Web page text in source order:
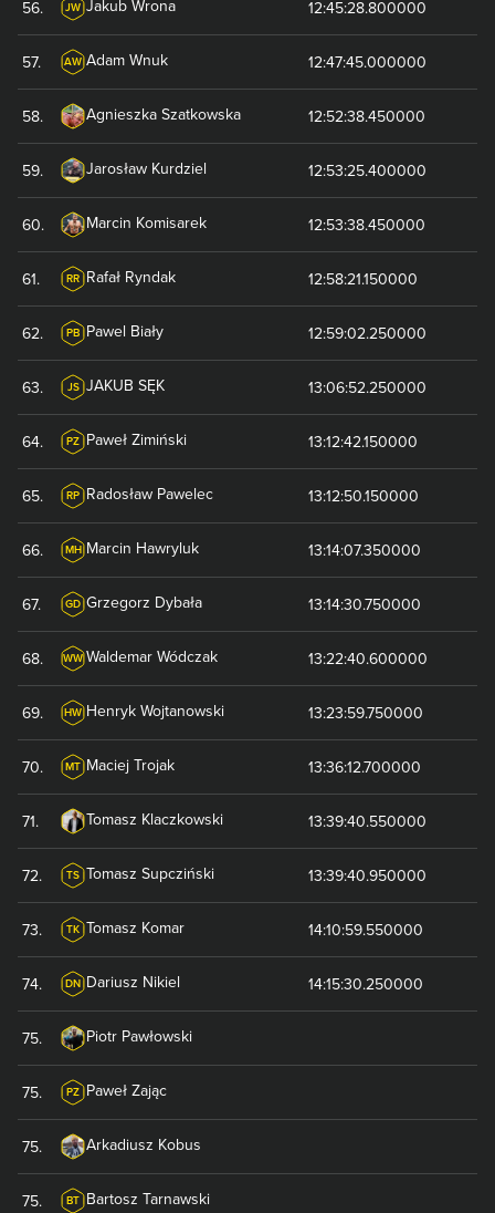
56. JW Jakub Wrona 12:45:28.800000
57. AW Adam Wnuk 12:47:45.000000
58. Agnieszka Szatkowska 12:52:38.450000
59. Jarosław Kurdziel 12:53:25.400000
60. Marcin Komisarek 12:53:38.450000
61. RR Rafał Ryndak 12:58:21.150000
62. PB Pawel Biały 12:59:02.250000
63. JS JAKUB SĘK 13:06:52.250000
64. PZ Paweł Zimiński 13:12:42.150000
65. RP Radosław Pawelec 13:12:50.150000
66. MH Marcin Hawryluk 13:14:07.350000
67. GD Grzegorz Dybała 13:14:30.750000
68. WW Waldemar Wódczak 13:22:40.600000
69. HW Henryk Wojtanowski 13:23:59.750000
70. MT Maciej Trojak 13:36:12.700000
71. Tomasz Klaczkowski 13:39:40.550000
72. TS Tomasz Supcziński 13:39:40.950000
73. TK Tomasz Komar 14:10:59.550000
74. DN Dariusz Nikiel 14:15:30.250000
75. Piotr Pawłowski
75. PZ Paweł Zając
75. Arkadiusz Kobus
75. BT Bartosz Tarnawski